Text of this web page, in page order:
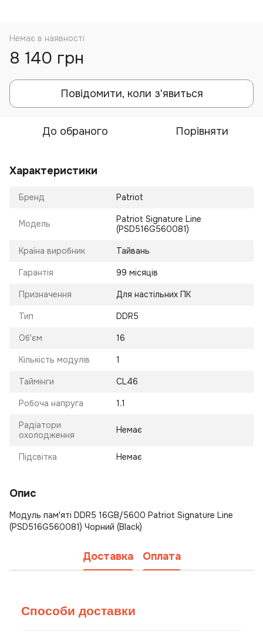
Немає в наявності
8 140 грн
Повідомити, коли з'явиться
До обраного Порівняти
Характеристики
Бренд Patriot
Модель
Patriot Signature Line
(PSD516G560081)
Країна виробник Тайвань
Гарантія 99 місяців
Призначення Для настільних ПК
Тип DDR5
Об'єм 16
Кількість модулів 1
Таймінги CL46
Робоча напруга 1.1
Радіатори
охолодження
Немає
Підсвітка Немає
Опис
Модуль пам'яті DDR5 16GB/5600 Patriot Signature Line
(PSD516G560081) Чорний (Black)
Доставка Оплата
Способи доставки